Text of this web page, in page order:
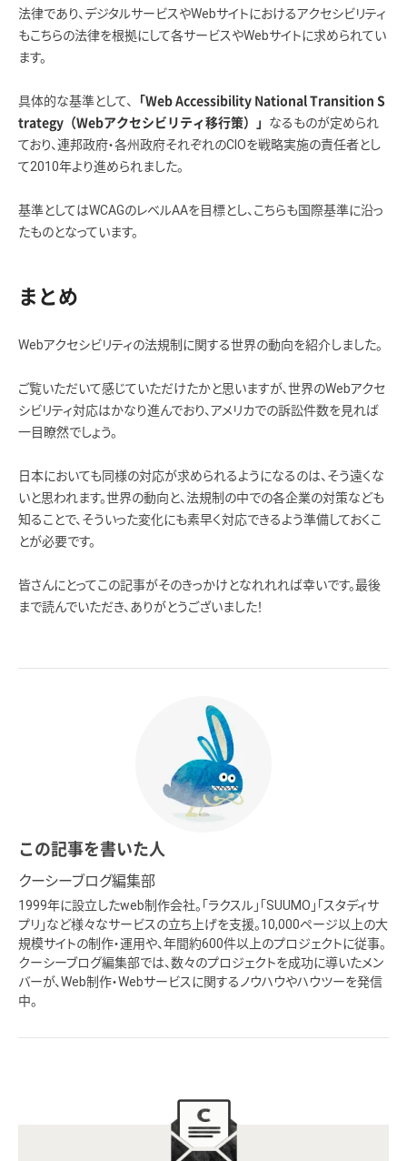
法律であり、デジタルサービスやWebサイトにおけるアクセシビリティ
もこちらの法律を根拠にして各サービスやWebサイトに求められてい
ます。
具体的な基準として、
「Web Accessibility National Transition S
trategy（Webアクセシビリティ移行策）」 なるものが定められ
ており、連邦政府・各州政府それぞれのCIOを戦略実施の責任者とし
て2010年より進められました。
基準としてはWCAGのレベルAAを目標とし、こちらも国際基準に沿っ
たものとなっています。
まとめ
Webアクセシビリティの法規制に関する世界の動向を紹介しました。
ご覧いただいて感じていただけたかと思いますが、世界のWebアクセ
シビリティ対応はかなり進んでおり、アメリカでの訴訟件数を見れば
一目瞭然でしょう。
日本においても同様の対応が求められるようになるのは、そう遠くな
いと思われます。世界の動向と、法規制の中での各企業の対策なども
知ることで、そういった変化にも素早く対応できるよう準備しておくこ
とが必要です。
皆さんにとってこの記事がそのきっかけとなれれれば幸いです。最後
まで読んでいただき、ありがとうございました！
この記事を書いた人
クーシーブログ編集部
1999年に設立したweb制作会社。「ラクスル」「SUUMO」「スタディサ
プリ」など様々なサービスの立ち上げを支援。10,000ページ以上の大
規模サイトの制作・運用や、年間約600件以上のプロジェクトに従事。
クーシーブログ編集部では、数々のプロジェクトを成功に導いたメン
バーが、Web制作・Webサービスに関するノウハウやハウツーを発信
中。